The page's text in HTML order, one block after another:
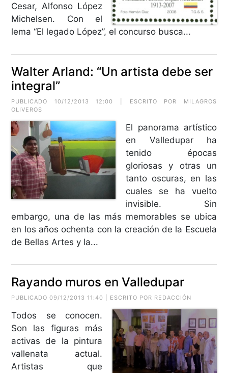
Cesar, Alfonso López
Michelsen. Con el
lema “El legado López”, el concurso busca...
Walter Arland: “Un artista debe ser
integral”
PUBLICADO 10/12/2013 12:00 | ESCRITO POR MILAGROS
OLIVEROS
El panorama artístico
en Valledupar ha
tenido épocas
gloriosas y otras un
tanto oscuras, en las
cuales se ha vuelto
invisible. Sin
embargo, una de las más memorables se ubica
en los años ochenta con la creación de la Escuela
de Bellas Artes y la...
Rayando muros en Valledupar
PUBLICADO 09/12/2013 11:40 | ESCRITO POR REDACCIÓN
Todos se conocen.
Son las figuras más
activas de la pintura
vallenata actual.
Artistas que